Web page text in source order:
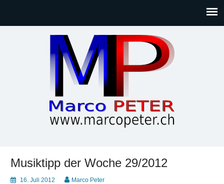
Musiktipp der Woche 29/2012
16. Juli 2012 Marco Peter